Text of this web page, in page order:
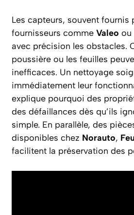
Les capteurs, souvent fournis
fournisseurs comme Valeo ou
avec précision les obstacles.
poussière ou les feuilles
inefficaces. Un nettoyage
immédiatement leur
explique pourquoi des
des défaillances dès qu’ils
simple. En parallèle, des
disponibles chez Norauto,
facilitent la préservation des